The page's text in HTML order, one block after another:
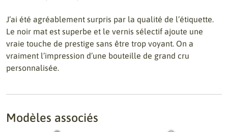
J’ai été agréablement surpris par la qualité de l’étiquette.
Le noir mat est superbe et le vernis sélectif ajoute une
vraie touche de prestige sans être trop voyant. On a
vraiment l’impression d’une bouteille de grand cru
personnalisée.
Modèles associés